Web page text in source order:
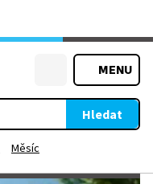
MENU
Hledat
Měsíc